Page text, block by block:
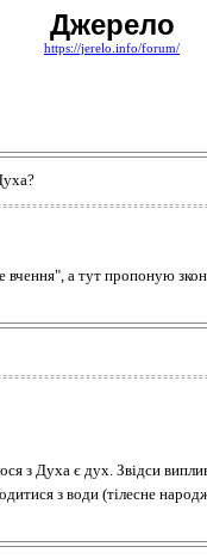
Джерело
https://jerelo.info/forum/
а тут пропоную
з Духа є дух. Звідси
з води (тілесне